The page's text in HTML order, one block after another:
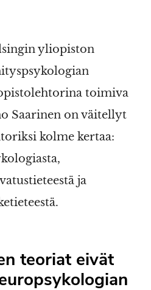
yliopiston
toimiva
Saarinen on väitellyt
kolme kertaa:
ja
teoriat eivät